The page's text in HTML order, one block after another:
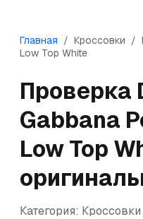
Главная / Кроссовки /
Low Top White
Проверка
Gabbana
Low Top
Категория: Кроссовки